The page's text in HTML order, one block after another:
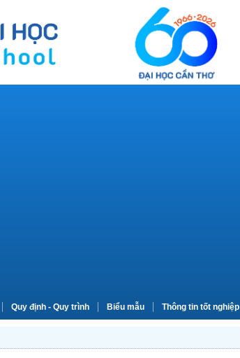
Quy định - Quy trình Biểu mẫu Thông tin tốt nghiệp